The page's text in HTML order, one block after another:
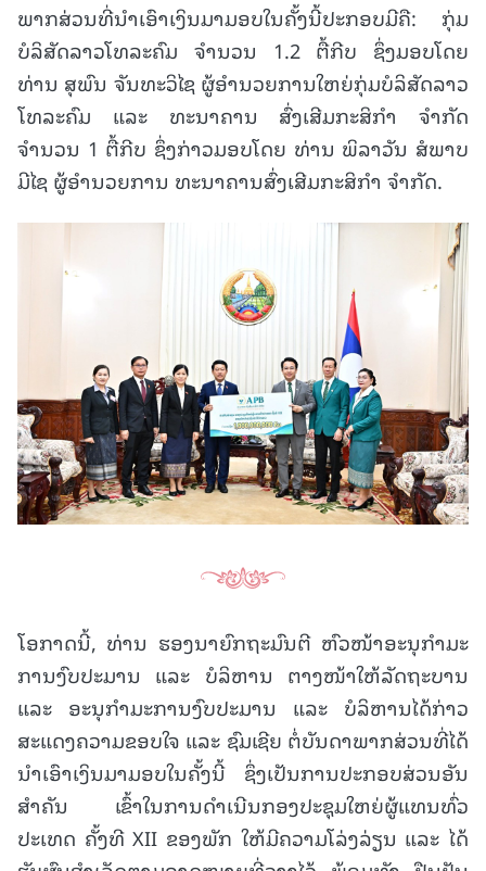
ພາກສ່ວນທີ່ນຳເອົາເງິນມາມອບໃນຄັ້ງນີ້ປະກອບມີຄື: ກຸ່ມ
ບໍລິສັດລາວໂທລະຄົມ ຈຳນວນ 1.2 ຕື້ກີບ ຊຶ່ງມອບໂດຍ
ທ່ານ ສຸພົນ ຈັນທະວິໄຊ ຜູ້ອຳນວຍການໃຫຍ່ກຸ່ມບໍລິສັດລາວ
ໂທລະຄົມ ແລະ ທະນາຄານ ສົ່ງເສີມກະສິກຳ ຈຳກັດ
ຈຳນວນ 1 ຕື້ກີບ ຊຶ່ງກ່າວມອບໂດຍ ທ່ານ ພິລາວັນ ສໍພາບ
ມີໄຊ ຜູ້ອຳນວຍການ ທະນາຄານສົ່ງເສີມກະສິກຳ ຈຳກັດ.
ໂອກາດນີ້, ທ່ານ ຮອງນາຍົກຖະມົນຕີ ຫົວໜ້າອະນຸກໍາມະ
ການງົບປະມານ ແລະ ບໍລິຫານ ຕາງໜ້າໃຫ້ລັດຖະບານ
ແລະ ອະນຸກໍາມະການງົບປະມານ ແລະ ບໍລິຫານໄດ້ກ່າວ
ສະແດງຄວາມຂອບໃຈ ແລະ ຊົມເຊີຍ ຕໍ່ບັນດາພາກສ່ວນທີ່ໄດ້
ນຳເອົາເງິນມາມອບໃນຄັ້ງນີ້ ຊຶ່ງເປັນການປະກອບສ່ວນອັນ
ສຳຄັນ ເຂົ້າໃນການດຳເນີນກອງປະຊຸມໃຫຍ່ຜູ້ແທນທົ່ວ
ປະເທດ ຄັ້ງທີ XII ຂອງພັກ ໃຫ້ມີຄວາມໂລ່ງລ່ຽນ ແລະ ໄດ້